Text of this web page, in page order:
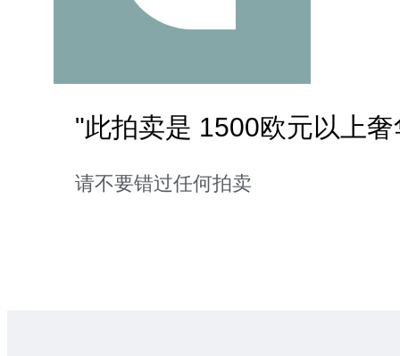
"此拍卖是 1500欧元以上
请不要错过任何拍卖